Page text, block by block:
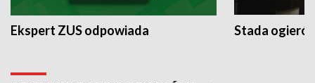
Ekspert ZUS odpowiada Stada